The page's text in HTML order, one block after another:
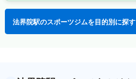
法界院駅のスポーツジムを目的別に探す